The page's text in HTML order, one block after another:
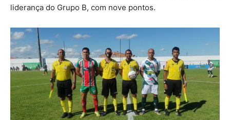
liderança do Grupo B, com nove pontos.